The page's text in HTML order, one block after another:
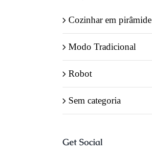
Cozinhar em pirâmide
Modo Tradicional
Robot
Sem categoria
Get Social